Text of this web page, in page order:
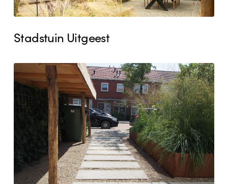
Stadstuin Uitgeest
Voortuin
Heemskerk